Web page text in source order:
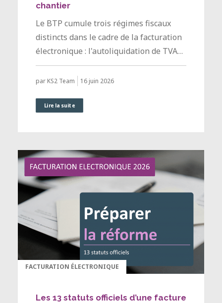
chantier
Le BTP cumule trois régimes fiscaux
distincts dans le cadre de la facturation
électronique : l'autoliquidation de TVA…
par KS2 Team 16 juin 2026
Lire la suite
FACTURATION ÉLECTRONIQUE
Les 13 statuts officiels d’une facture